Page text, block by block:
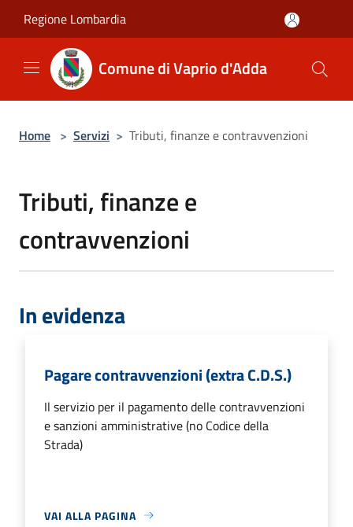
Regione Lombardia
Comune di Vaprio d'Adda
Home > Servizi > Tributi, finanze e contravvenzioni
Tributi, finanze e
contravvenzioni
In evidenza
Pagare contravvenzioni (extra C.D.S.)
Il servizio per il pagamento delle contravvenzioni
e sanzioni amministrative (no Codice della
Strada)
VAI ALLA PAGINA